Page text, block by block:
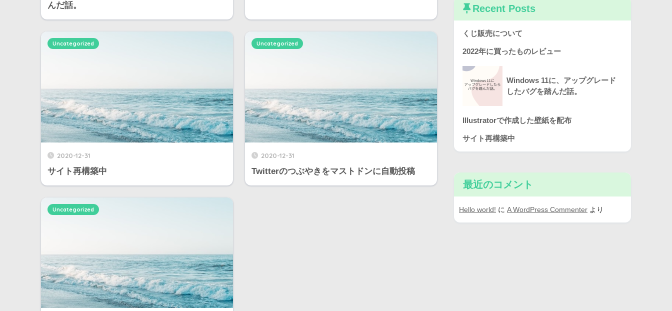
んだ話。
2020-12-31
サイト再構築中
Uncategorized
2020-12-31
Twitterのつぶやきをマストドンに自動投稿
Uncategorized
Uncategorized
Recent Posts
くじ販売について
2022年に買ったものレビュー
Windows 11に、アップグレード
したバグを踏んだ話。
Illustratorで作成した壁紙を配布
サイト再構築中
最近のコメント
Hello world! に A WordPress Commenter より